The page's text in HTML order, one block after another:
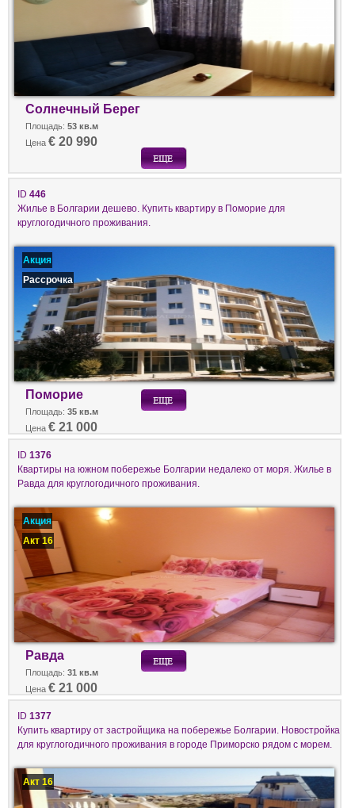
Солнечный Берег
Площадь: 53 кв.м
Цена € 20 990
ID 446
Жилье в Болгарии дешево. Купить квартиру в Поморие для
круглогодичного проживания.
Акция
Рассрочка
Поморие
Площадь: 35 кв.м
Цена € 21 000
ID 1376
Квартиры на южном побережье Болгарии недалеко от моря. Жилье в
Равда для круглогодичного проживания.
Акция
Акт 16
Равда
Площадь: 31 кв.м
Цена € 21 000
ID 1377
Купить квартиру от застройщика на побережье Болгарии. Новостройка
для круглогодичного проживания в городе Приморско рядом с морем.
Акт 16